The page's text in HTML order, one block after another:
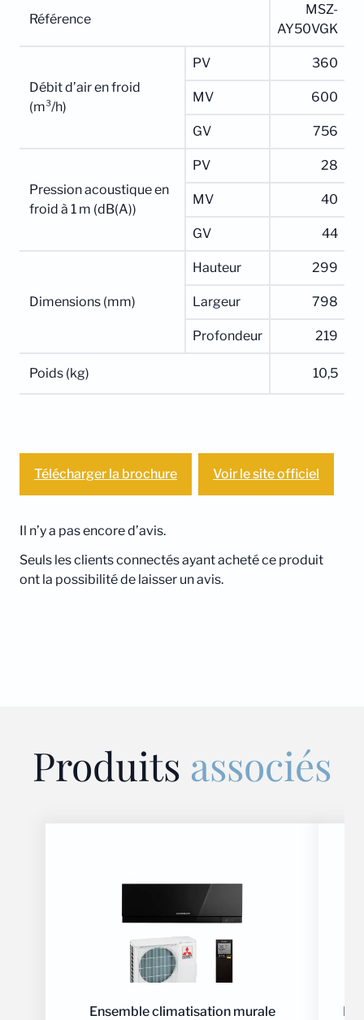
Référence
MSZ-
AY50VGK
Débit d’air en froid
(m³/h)
PV 360
MV 600
GV 756
Pression acoustique en
froid à 1 m (dB(A))
PV 28
MV 40
GV 44
Dimensions (mm)
Hauteur 299
Largeur 798
Profondeur 219
Poids (kg) 10,5
Télécharger la brochure Voir le site officiel
Il n’y a pas encore d’avis.
Seuls les clients connectés ayant acheté ce produit
ont la possibilité de laisser un avis.
Produits associés
Ensemble climatisation murale